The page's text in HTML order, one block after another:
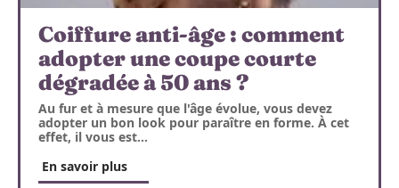
Coiffure anti-âge : comment
adopter une coupe courte
dégradée à 50 ans ?
Au fur et à mesure que l'âge évolue, vous devez
adopter un bon look pour paraître en forme. À cet
effet, il vous est…
En savoir plus